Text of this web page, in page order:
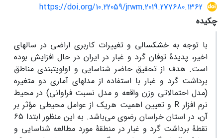
https://doi.org/10.22059/jrwm.2019.277680.1362
چکیده
با توجه به خشکسالی و تغییرات کاربری اراضی در سال­های
اخیر، پدیدۀ توفان گرد و غبار در ایران در حال افزایش بوده
است. هدف از تحقیق حاضر شناسایی و اولویت­بندی مناطق
برداشت گرد و غبار با استفاده از مدل­های آماری دو متغیره
(مدل احتمالاتی وزن واقعه و مدل نسبت فراوانی) در محیط
نرم افزار R و تعیین اهمیت هریک از عوامل محیطی مؤثر بر
آن، در استان خراسان رضوی می‌باشد. به این منظور ابتدا 65
نقطۀ برداشت گرد و غبار در منطقۀ مورد مطالعه شناسایی و